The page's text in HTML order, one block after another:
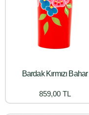
Bardak Kırmızı Bahar
859,00 TL